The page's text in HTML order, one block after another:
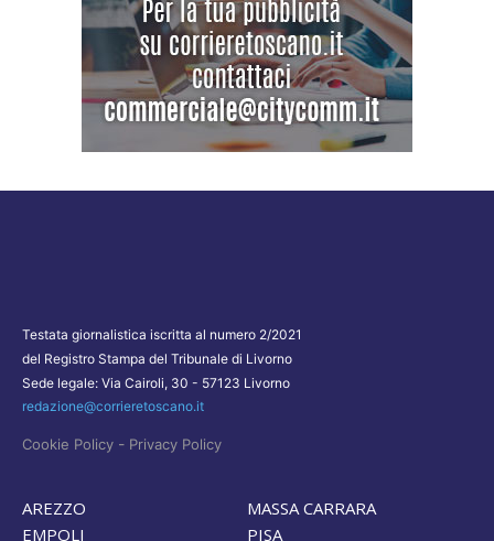
Testata giornalistica iscritta al numero 2/2021
del Registro Stampa del Tribunale di Livorno
Sede legale: Via Cairoli, 30 - 57123 Livorno
redazione@corrieretoscano.it
Cookie Policy - Privacy Policy
AREZZO
EMPOLI
MASSA CARRARA
PISA